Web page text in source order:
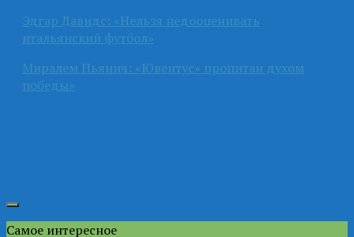
Эдгар Давидс: «Нельзя недооценивать
итальянский футбол»
Миралем Пьянич: «Ювентус» пропитан духом
победы»
Самое интересное